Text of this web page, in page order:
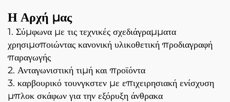
Η Αρχή μας
1. Σύμφωνα με τις τεχνικές σχεδιάγραμματα
χρησιμοποιώντας κανονική υλικοθετική προδιαγραφή
παραγωγής
2. Ανταγωνιστική τιμή και προϊόντα
3. καρβουρικό τουνγκστεν με επιχειρησιακή ενίσχυση
μπλοκ σκάφων για την εξόρυξη άνθρακα